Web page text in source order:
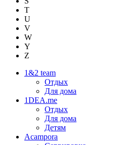
T
U
V
W
Y
Z
1&2 team
Отдых
Для дома
1DEA.me
Отдых
Для дома
Детям
Acampora